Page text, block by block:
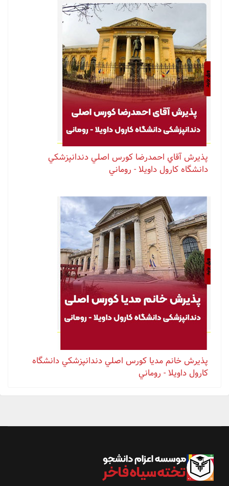
پذيرش آقاي احمدرضا كورس اصلي دندانپزشكي
دانشگاه كارول داويلا - روماني
پذيرش خانم مدیا كورس اصلي دندانپزشكي دانشگاه
كارول داويلا - روماني